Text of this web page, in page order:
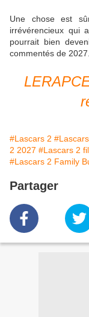
Une chose est
irrévérencieux qui
pourrait bien
commentés de 2027.
#Lascars 2
2 2027 #Lascars 2
#Lascars 2 Family
Partager